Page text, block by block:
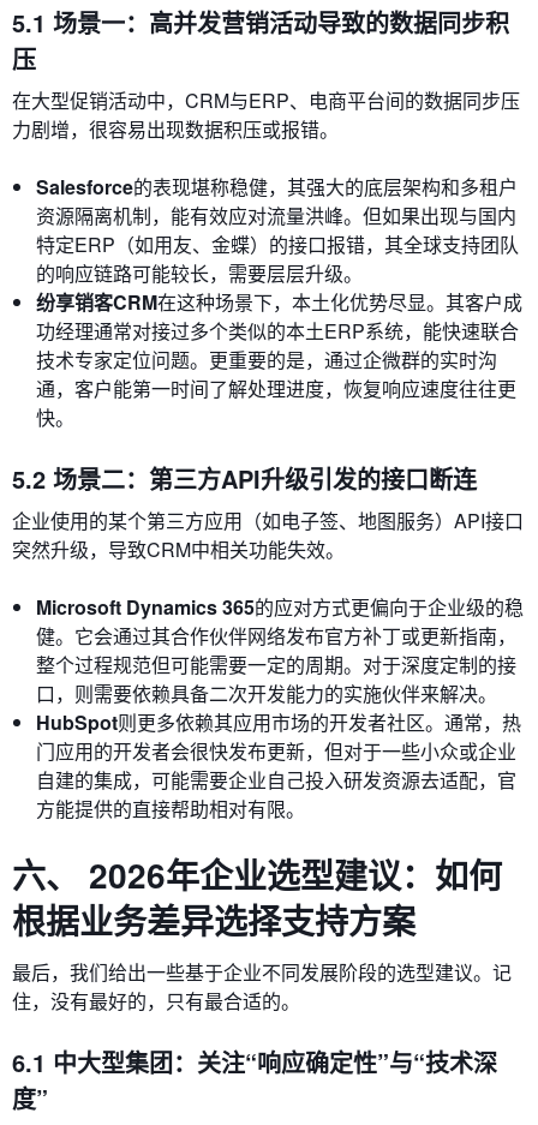
5.1 场景一：高并发营销活动导致的数据同步积
压
在大型促销活动中，CRM与ERP、电商平台间的数据同步压
力剧增，很容易出现数据积压或报错。
Salesforce的表现堪称稳健，其强大的底层架构和多租户
资源隔离机制，能有效应对流量洪峰。但如果出现与国内
特定ERP（如用友、金蝶）的接口报错，其全球支持团队
的响应链路可能较长，需要层层升级。
纷享销客CRM在这种场景下，本土化优势尽显。其客户成
功经理通常对接过多个类似的本土ERP系统，能快速联合
技术专家定位问题。更重要的是，通过企微群的实时沟
通，客户能第一时间了解处理进度，恢复响应速度往往更
快。
5.2 场景二：第三方API升级引发的接口断连
企业使用的某个第三方应用（如电子签、地图服务）API接口
突然升级，导致CRM中相关功能失效。
Microsoft Dynamics 365的应对方式更偏向于企业级的稳
健。它会通过其合作伙伴网络发布官方补丁或更新指南，
整个过程规范但可能需要一定的周期。对于深度定制的接
口，则需要依赖具备二次开发能力的实施伙伴来解决。
HubSpot则更多依赖其应用市场的开发者社区。通常，热
门应用的开发者会很快发布更新，但对于一些小众或企业
自建的集成，可能需要企业自己投入研发资源去适配，官
方能提供的直接帮助相对有限。
六、 2026年企业选型建议：如何
根据业务差异选择支持方案
最后，我们给出一些基于企业不同发展阶段的选型建议。记
住，没有最好的，只有最合适的。
6.1 中大型集团：关注“响应确定性”与“技术深
度”